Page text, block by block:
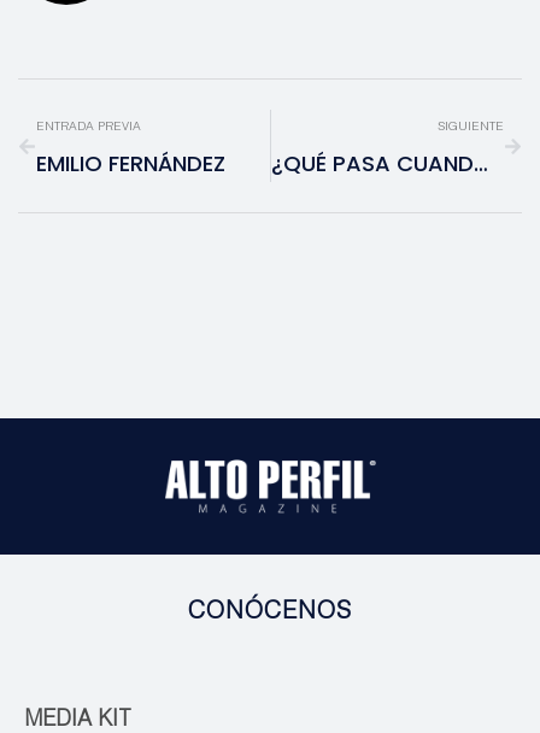
ENTRADA PREVIA
EMILIO FERNÁNDEZ
SIGUIENTE
¿QUÉ PASA CUANDO TE VUELVES MAMÁ?
CONÓCENOS
MEDIA KIT